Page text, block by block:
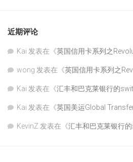
近期评论
Kai 发表在《英国信用卡系列之
wong 发表在《英国信用卡系列之
Kai 发表在《汇丰和巴克莱银行的
Kai 发表在《英国美运Global
KevinZ 发表在《汇丰和巴克莱银行